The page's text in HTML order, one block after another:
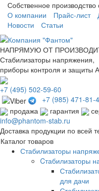
Собственное производство
О компании
Прайс-лист
Новости
Статьи
НАПРЯМУЮ ОТ
Стабилизаторы напряжения,
приборы контроля и защиты
+7 (495) 502-59-60
+7 (985) 471-81-
продажа
гарантия
info@phantom-stab.ru
Доставка продукции по всей
Каталог товаров
Стабилизаторы
Cтабилизаторы
для дачи